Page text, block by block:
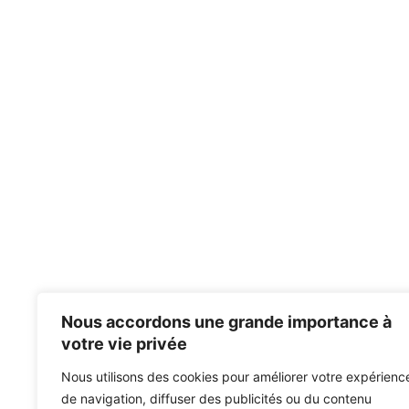
Nous accordons une grande importance à
votre vie privée
Nous utilisons des cookies pour améliorer votre
de navigation, diffuser des publicités ou du contenu